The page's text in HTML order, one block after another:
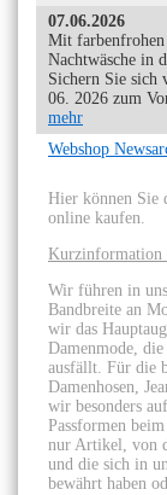
07.06.2026
Mit
Nachtwäsche in
Sichern Sie sich
06. 2026 zum
mehr
Webshop
Hier können Sie
online kaufen.
Kurzinformation
Wir führen in
Bandbreite an
wir das
Damenmode,
ausfällt. Für die
Damenhosen,
wir besonders
Passformen
nur Artikel, von
und die sich in
bewährt haben